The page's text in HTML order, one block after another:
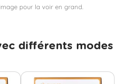
pour la voir en grand.
différents modes